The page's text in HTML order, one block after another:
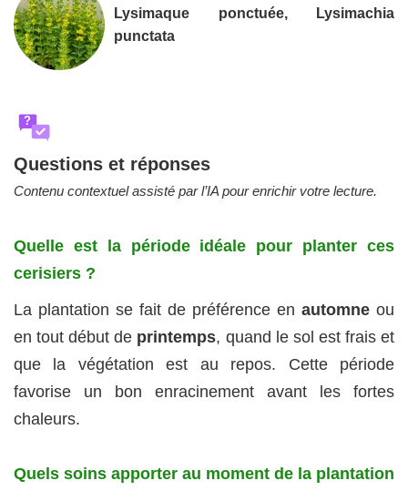
Lysimaque ponctuée, Lysimachia
punctata
?
Questions et réponses
Contenu contextuel assisté par l’IA pour enrichir votre lecture.
Quelle est la période idéale pour planter ces
cerisiers ?
La plantation se fait de préférence en automne ou
en tout début de printemps, quand le sol est frais et
que la végétation est au repos. Cette période
favorise un bon enracinement avant les fortes
chaleurs.
Quels soins apporter au moment de la plantation